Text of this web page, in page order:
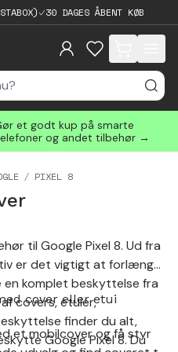
30 DAGES ÅBENT KØB
items in cart,
et godt kup på smarte
og andet tilbehør →
PIXEL 8
til Google Pixel 8. Ud fra
er det vigtigt at forlænge
en komplet beskyttelse fra
covers, etuier,
finder du alt,
Google Pixel 8. Du
cover eller etui
et mobilcover og få styr